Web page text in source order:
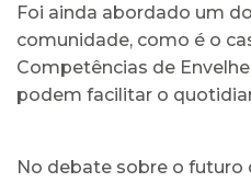
Foi ainda abordado um
comunidade, como é o
Competências de
podem facilitar o
No debate sobre o futuro